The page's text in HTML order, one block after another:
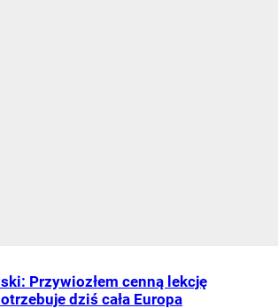
Przywiozłem cenną lekcję
dziś cała Europa